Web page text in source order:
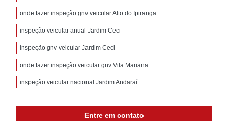
onde fazer inspeção gnv veicular Alto do Ipiranga
inspeção veicular anual Jardim Ceci
inspeção gnv veicular Jardim Ceci
onde fazer inspeção veicular gnv Vila Mariana
inspeção veicular nacional Jardim Andaraí
Entre em contato